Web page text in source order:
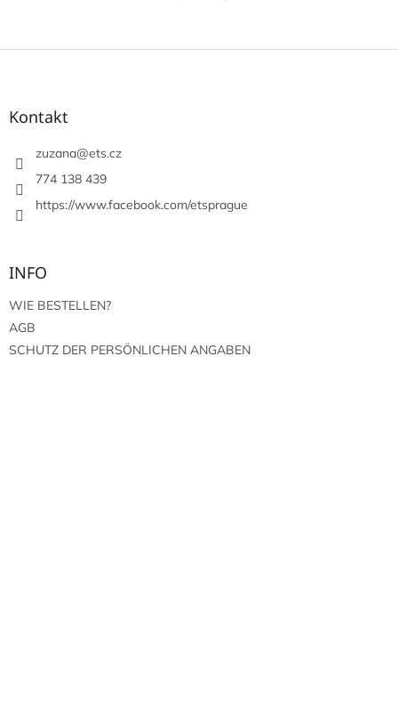
F
Kontakt
zuzana@ets.cz
774 138 439
https://www.facebook.com/etsprague
INFO
WIE BESTELLEN?
AGB
SCHUTZ DER PERSÖNLICHEN ANGABEN